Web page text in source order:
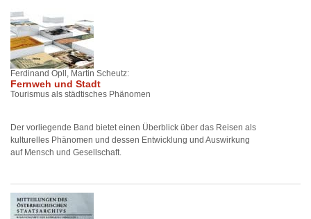
Ferdinand Opll, Martin Scheutz:
Fernweh und Stadt
Tourismus als städtisches Phänomen
Der vorliegende Band bietet einen Überblick über das Reisen als
kulturelles Phänomen und dessen Entwicklung und Auswirkung
auf Mensch und Gesellschaft.